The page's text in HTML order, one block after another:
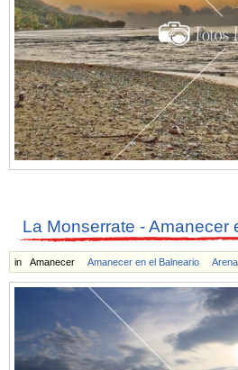
La Monserrate - Amanecer
in Amanecer Amanecer en el Balneario Arena